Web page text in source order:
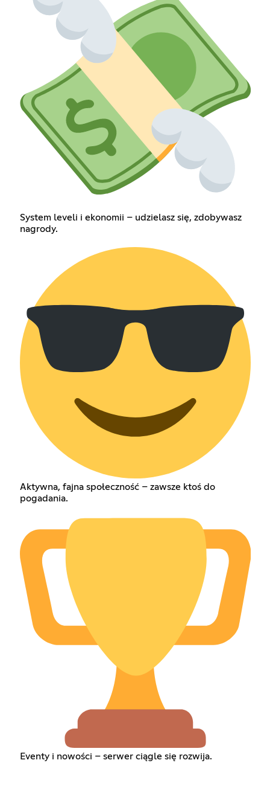
System leveli i ekonomii – udzielasz się, zdobywasz
nagrody.
Aktywna, fajna społeczność – zawsze ktoś do
pogadania.
Eventy i nowości – serwer ciągle się rozwija.